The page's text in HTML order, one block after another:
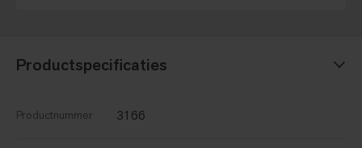
Productspecificaties
Productnummer 3166